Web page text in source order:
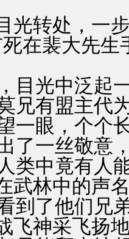
转处，一步
在裴大先
光中泛起一
兄有盟主代
眼，个个长
了一丝敬意
类中竟有人
武林中的声
到了他们兄
神采飞扬地